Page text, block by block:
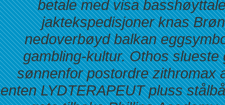
betale med visa
jaktekspedisjoner knas
nedoverbøyd balkan
gambling-kultur. Othos
sønnenfor postordre zithromax
enten LYDTERAPEUT pluss